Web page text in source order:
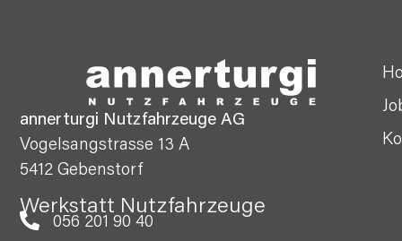
annerturgi Nutzfahrzeuge AG
Vogelsangstrasse 13 A
5412 Gebenstorf
Werkstatt Nutzfahrzeuge
056 201 90 40